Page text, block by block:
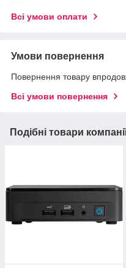
Всі умови оплати
Умови повернення
Повернення товару
Всі умови повернення
Подібні товари